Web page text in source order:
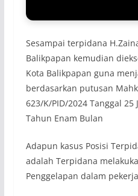
Sesampai terpidana
Balikpapan kemudian
Kota Balikpapan guna
berdasarkan putusan
623/K/PID/2024 Tanggal 25
Tahun Enam Bulan
Adapun kasus Posisi
adalah Terpidana
Penggelapan dalam